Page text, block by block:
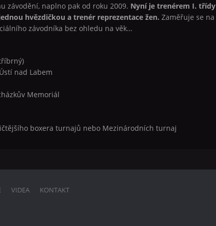
závodění, naplno pak od roku 2009. Nyní je trenérem I. třídy
hvězdičkou a trenér reprezentace žen. Zaměřuje se na
závodníka bez ohledu na věk…
nad Labem
Memoriál
boxera turnajů nebo Mezinárodních turnaj
VIDEA KONTAKT